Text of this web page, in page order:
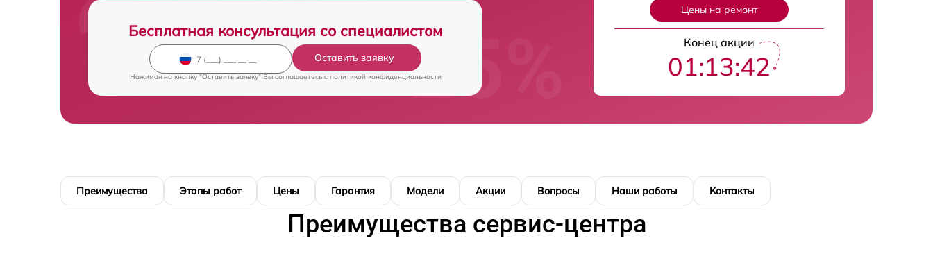
Бесплатная консультация со специалистом
Оставить заявку
Нажимая на кнопку "Оставить заявку" Вы соглашаетесь c политикой конфиденциальности
Цены на ремонт
Конец акции
01:13:41
Преимущества Этапы работ Цены Гарантия Модели Акции Вопросы Наши работы Контакты
Преимущества сервис-центра